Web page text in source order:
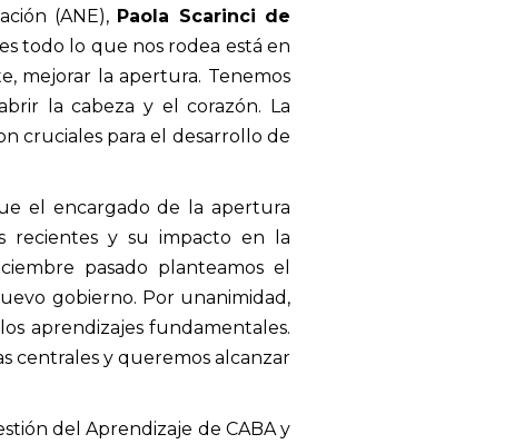
(ANE), Paola Scarinci de
todo lo que nos rodea está en
mejorar la apertura. Tenemos
la cabeza y el corazón. La
cruciales para el desarrollo de
el encargado de la apertura
recientes y su impacto en la
pasado planteamos el
gobierno. Por unanimidad,
aprendizajes fundamentales.
centrales y queremos alcanzar
del Aprendizaje de CABA y